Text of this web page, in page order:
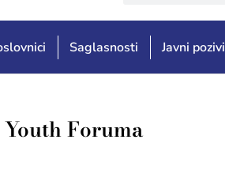
Saglasnosti Javni pozivi
Foruma